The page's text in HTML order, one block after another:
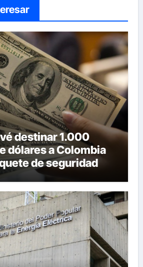
destinar 1.000
dólares a Colombia
de seguridad